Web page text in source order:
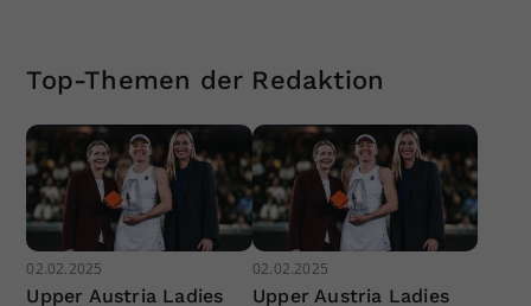
Top-Themen der Redaktion
02.02.2025
Upper Austria Ladies
02.02.2025
Upper Austria Ladies